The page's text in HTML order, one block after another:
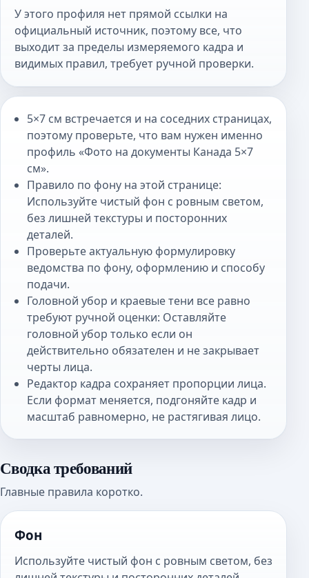
У этого профиля нет прямой ссылки на
официальный источник, поэтому все, что
выходит за пределы измеряемого кадра и
видимых правил, требует ручной проверки.
5×7 см встречается и на соседних страницах,
поэтому проверьте, что вам нужен именно
профиль «Фото на документы Канада 5×7
см».
Правило по фону на этой странице:
Используйте чистый фон с ровным светом,
без лишней текстуры и посторонних
деталей.
Проверьте актуальную формулировку
ведомства по фону, оформлению и способу
подачи.
Головной убор и краевые тени все равно
требуют ручной оценки: Оставляйте
головной убор только если он
действительно обязателен и не закрывает
черты лица.
Редактор кадра сохраняет пропорции лица.
Если формат меняется, подгоняйте кадр и
масштаб равномерно, не растягивая лицо.
Сводка требований
Главные правила коротко.
Фон
Используйте чистый фон с ровным светом, без